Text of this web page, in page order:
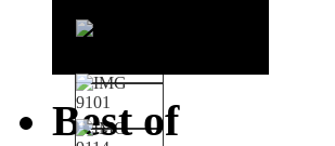
Best of